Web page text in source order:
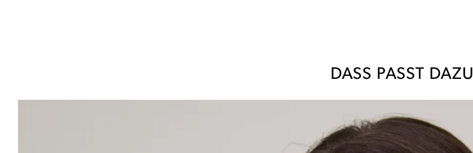
DASS PASST DAZU